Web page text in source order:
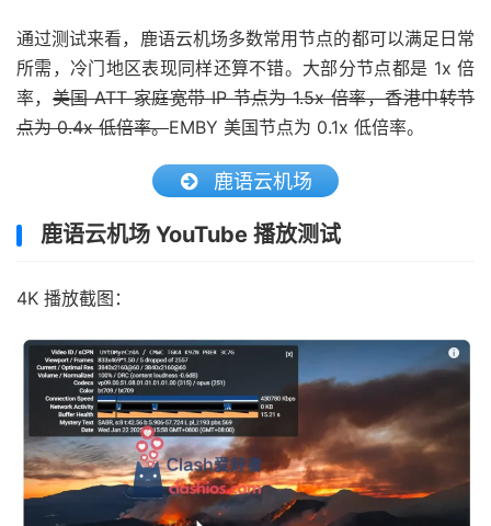
通过测试来看，鹿语云机场多数常用节点的都可以满足日常
所需，冷门地区表现同样还算不错。大部分节点都是 1x 倍
率， 美国 ATT 家庭宽带 IP 节点为 1.5x 倍率，香港中转节
点为 0.4x 低倍率。EMBY 美国节点为 0.1x 低倍率。
鹿语云机场
鹿语云机场 YouTube 播放测试
4K 播放截图：